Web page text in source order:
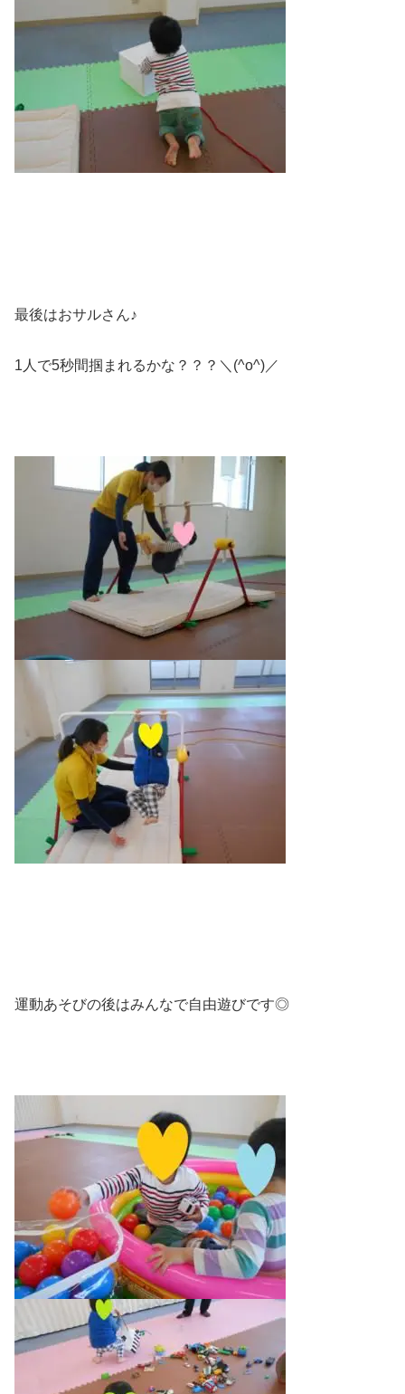
最後はおサルさん♪
1人で5秒間掴まれるかな？？？＼(^o^)／
運動あそびの後はみんなで自由遊びです◎